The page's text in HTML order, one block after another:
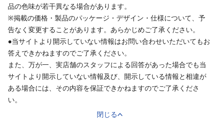
品の色味が若干異なる場合があります。
※掲載の価格・製品のパッケージ・デザイン・仕様について、予
告なく変更することがあります。あらかじめご了承ください。
●当サイトより開示していない情報はお問い合わせいただいてもお
答えできかねますのでご了承ください。
また、万が一、実店舗のスタッフによる回答があった場合でも当
サイトより開示していない情報及び、開示している情報と相違が
ある場合には、その内容を保証できかねますのでご了承くださ
い。
閉じる